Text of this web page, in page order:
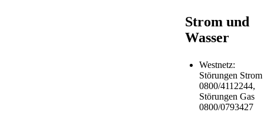
Strom und
Wasser
Westnetz:
Störungen Strom
0800/4112244,
Störungen Gas
0800/0793427